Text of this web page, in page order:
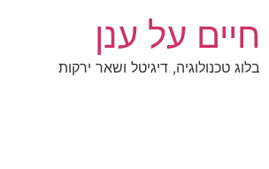
חיים על ענן
בלוג טכנולוגיה, דיגיטל ושאר ירקות